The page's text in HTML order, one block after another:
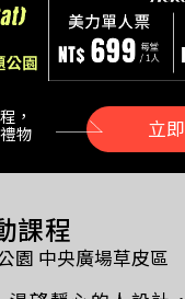
，
物 立
課程
園 中央廣場草皮區